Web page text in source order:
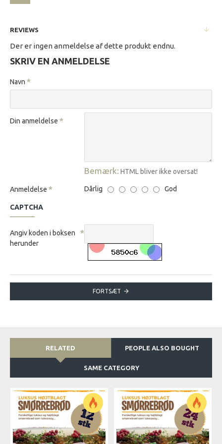
REVIEWS
Der er ingen anmeldelse af dette produkt endnu.
SKRIV EN ANMELDELSE
Navn
Din anmeldelse
Bemærk: HTML bliver ikke oversat!
Anmeldelse Dårlig God
CAPTCHA
Angiv koden i boksen
herunder
FORTSÆT
RELATED PEOPLE ALSO BOUGHT
SAME CATEGORY